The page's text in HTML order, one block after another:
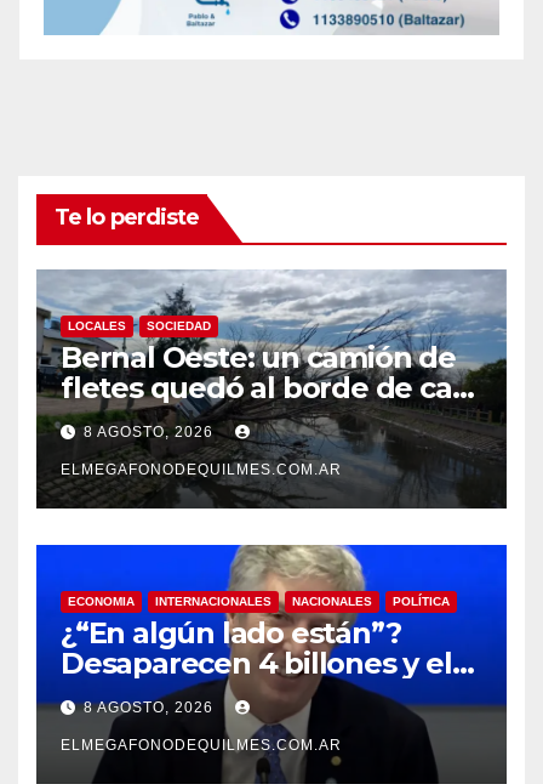
Te lo perdiste
LOCALES SOCIEDAD
Bernal Oeste: un camión de
fletes quedó al borde de caer
al arroyo Las Piedras
8 AGOSTO, 2026
ELMEGAFONODEQUILMES.COM.AR
ECONOMIA INTERNACIONALES NACIONALES POLÍTICA
¿“En algún lado están”?
Desaparecen 4 billones y el
presidente del BCRA
responde con una risita
8 AGOSTO, 2026
ELMEGAFONODEQUILMES.COM.AR